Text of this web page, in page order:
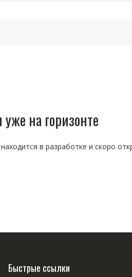
на горизонте
в разработке и скоро
Быстрые ссылки